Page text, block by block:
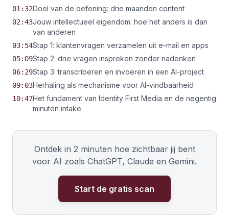
01:32Doel van de oefening: drie maanden content
02:43Jouw intellectueel eigendom: hoe het anders is dan
van anderen
03:54Stap 1: klantenvragen verzamelen uit e-mail en apps
05:09Stap 2: drie vragen inspreken zonder nadenken
06:29Stap 3: transcriberen en invoeren in een AI-project
09:03Herhaling als mechanisme voor AI-vindbaarheid
10:47Het fundament van Identity First Media en de negentig
minuten intake
Ontdek in 2 minuten hoe zichtbaar jij bent
voor AI zoals ChatGPT, Claude en Gemini.
Start de gratis scan